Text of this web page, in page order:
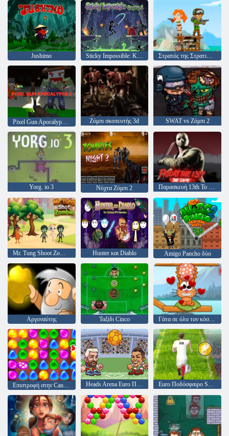
Jushimo Sticky Impossible: Κεφάλαιο 1 Στρατός της Στρατιώτες: Αντίσταση
Ζόμπι σκοπευτής 3d SWAT vs Ζόμπι 2
Yorg. io 3 Νύχτα Ζόμπι 2 Παρασκευή 13th Το παιχνίδι
Mr. Tung Shoot Zombie Hunter και Diablo Amigo Pancho δύο
Αργοναύτης Ταξίδι Cinco Γάτα σε όλο τον κόσμο - αλπικές λίμνες
Heads Arena Euro Ποδόσφαιρο Euro Ποδόσφαιρο Sprint